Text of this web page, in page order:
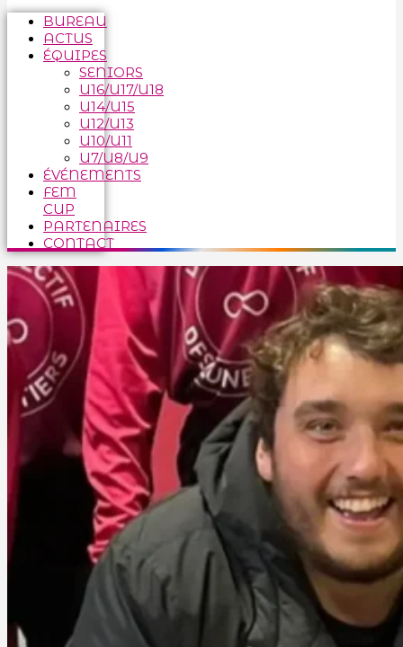
BUREAU
ACTUS
ÉQUIPES
SENIORS
U16/U17/U18
U14/U15
U12/U13
U10/U11
U7/U8/U9
ÉVÉNEMENTS
FEM
CUP
PARTENAIRES
CONTACT